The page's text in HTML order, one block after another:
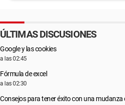
ÚLTIMAS DISCUSIONES
Google y las cookies
a las 02:45
Fórmula de excel
a las 02:30
Consejos para tener éxito con una mudanza